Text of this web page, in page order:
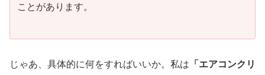
ことがあります。
じゃあ、具体的に何をすればいいか。私は 「エアコンクリ